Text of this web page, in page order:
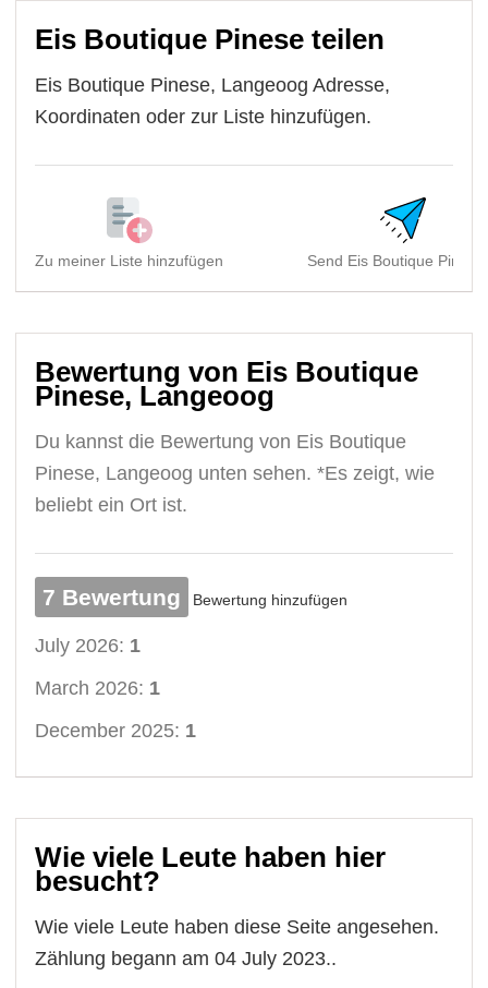
Eis Boutique Pinese teilen
Eis Boutique Pinese, Langeoog Adresse,
Koordinaten oder zur Liste hinzufügen.
Zu meiner Liste hinzufügen Send Eis Boutique
Bewertung von Eis Boutique
Pinese, Langeoog
Du kannst die Bewertung von Eis Boutique
Pinese, Langeoog unten sehen. *Es zeigt, wie
beliebt ein Ort ist.
7 Bewertung Bewertung hinzufügen
July 2026: 1
March 2026: 1
December 2025: 1
Wie viele Leute haben hier
besucht?
Wie viele Leute haben diese Seite angesehen.
Zählung begann am 04 July 2023..